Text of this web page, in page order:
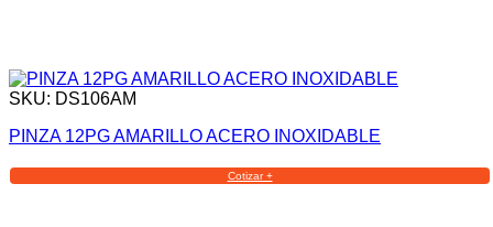
SKU: DS106AM
PINZA 12PG AMARILLO ACERO INOXIDABLE
Cotizar +